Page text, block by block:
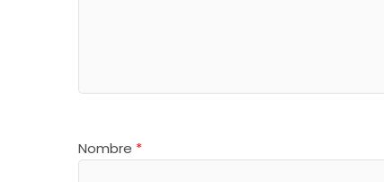
Nombre *